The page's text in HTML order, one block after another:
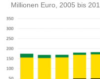
Millionen Euro, 2005 bis